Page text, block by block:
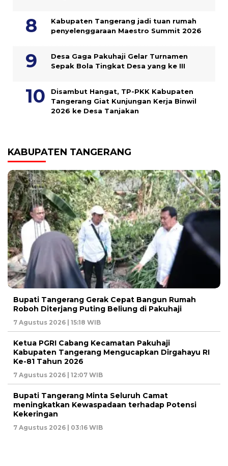
Kabupaten Tangerang jadi tuan rumah
penyelenggaraan Maestro Summit 2026
Desa Gaga Pakuhaji Gelar Turnamen
Sepak Bola Tingkat Desa yang ke III
Disambut Hangat, TP-PKK Kabupaten
Tangerang Giat Kunjungan Kerja Binwil
2026 ke Desa Tanjakan
KABUPATEN TANGERANG
Bupati Tangerang Gerak Cepat Bangun Rumah
Roboh Diterjang Puting Beliung di Pakuhaji
7 Agustus 2026 | 15:18 WIB
Ketua PGRI Cabang Kecamatan Pakuhaji
Kabupaten Tangerang Mengucapkan Dirgahayu RI
Ke-81 Tahun 2026
7 Agustus 2026 | 12:07 WIB
Bupati Tangerang Minta Seluruh Camat
meningkatkan Kewaspadaan terhadap Potensi
Kekeringan
7 Agustus 2026 | 03:16 WIB